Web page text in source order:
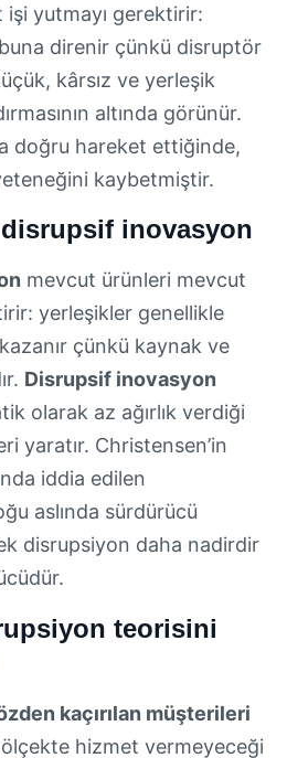
işi yutmayı gerektirir:
direnir çünkü disruptör
kârsız ve yerleşik
altında görünür.
doğru hareket ettiğinde,
kaybetmiştir.
inovasyon
mevcut ürünleri mevcut
yerleşikler genellikle
çünkü kaynak ve
Disrupsif inovasyon
olarak az ağırlık verdiği
yaratır. Christensen’in
iddia edilen
aslında sürdürücü
disrupsiyon daha nadirdir
teorisini
kaçırılan müşterileri
hizmet vermeyeceği